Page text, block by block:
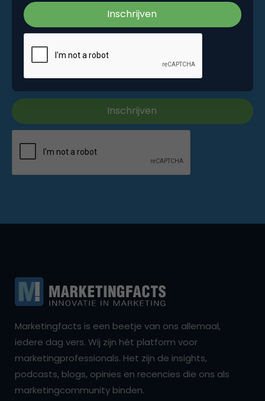
Dagelijkse nieuwsbrief
Wekelijkse nieuwsbrief
Marketingfacts is een beetje van ons allemaal,
iedere dag vers. Wij zijn hét platform voor
marketingprofessionals. Het zijn de insights,
podcasts, blogs, opinies en recencies die ons als
marketingcommunity binden.